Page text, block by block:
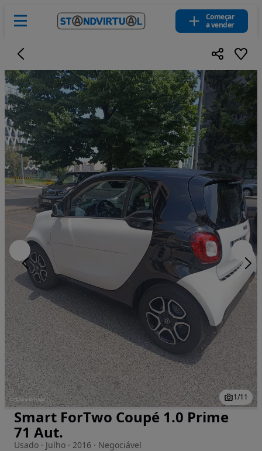
Começar
a vender
Imagem 1 de 11
1/11
Smart ForTwo Coupé 1.0 Prime
71 Aut.
Usado · Julho · 2016 · Negociável